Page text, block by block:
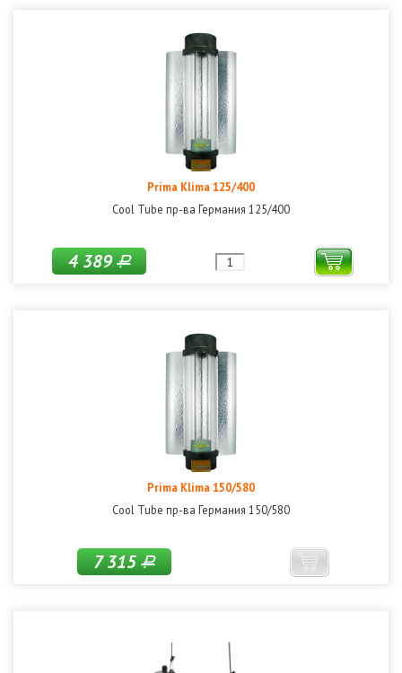
Prima Klima 125/400
Cool Tube пр-ва Германия 125/400
4 389Р
Prima Klima 150/580
Cool Tube пр-ва Германия 150/580
7 315Р